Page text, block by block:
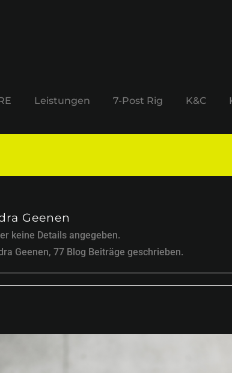
Leistungen 7-Post Rig K&C
Geenen
keine Details angegeben.
Geenen, 77 Blog Beiträge geschrieben.